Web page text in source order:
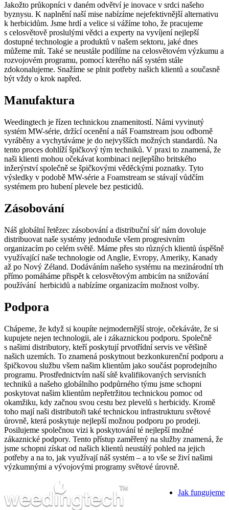
Jakožto průkopníci v daném odvětví je inovace v srdci našeho
byznysu. K naplnění naší mise nabízíme nejefektivnější alternativu
k herbicidům. Jsme hrdí a velice si vážíme toho, že pracujeme
s celosvětově proslulými vědci a experty na vyvíjení nejlepší
dostupné technologie a produktů v našem sektoru, jaké dnes
můžeme mít. Také se neustále podílíme na celosvětovém výzkumu a
rozvojovém programu, pomocí kterého náš systém stále
zdokonalujeme. Snažíme se plnit potřeby našich klientů a současně
být vždy o krok napřed.
Manufaktura
Weedingtech je řízen technickou znamenitostí. Námi vyvinutý
systém MW-série, držící ocenění a náš Foamstream jsou odborně
vyráběny a vychytáváme je do nejvyšších možných standardů. Na
tento proces dohlíží špičkový tým techniků. V praxi to znamená, že
naši klienti mohou očekávat kombinaci nejlepšího britského
inžerýrství společně se špičkovými věděckými poznatky. Tyto
výsledky v podobě MW-série a Foamstream se stávají vůdčím
systémem pro hubení plevele bez pesticidů.
Zásobování
Náš globální řetězec zásobování a distribuční síť nám dovoluje
distribuovat naše systémy jednoduše všem progresivním
organizacím po celém světě. Máme přes sto různých klientů úspěšně
využívající naše technologie od Anglie, Evropy, Ameriky, Kanady
až po Nový Zéland. Dodáváním našeho systému na mezinárodní trh
přímo pomáháme přispět k celosvětovým ambicím na snižování
používání herbicidů a nabízíme organizacím možnost volby.
Podpora
Chápeme, že když si koupíte nejmodernější stroje, očekáváte, že si
kupujete nejen technologii, ale i zákaznickou podporu. Společně
s našimi distributory, kteří poskytují prvotřídní servis ve většině
našich uzemích. To znamená poskytnout bezkonkurenční podporu a
špičkovou službu všem našim klientům jako součást poprodejního
programu. Prostřednictvím naší sítě kvalifikovaných servisních
techniků a našeho globálního podpůrného týmu jsme schopni
poskytovat našim klientům nepřetržitou technickou pomoc od
okamžiku, kdy začnou svou cestu bez plevelů s herbicidy. Kromě
toho mají naši distributoři také technickou infrastrukturu světové
úrovně, která poskytuje nejlepší možnou podporu po prodeji.
Posilujeme společnou vizi k poskytování té nejlepší možné
zákaznické podpory. Tento přístup zaměřený na služby znamená, že
jsme schopni získat od našich klientů neustálý pohled na jejich
potřeby a na to, jak využívají náš systém – a to vše se živí našimi
výzkumnými a vývojovými programy světové úrovně.
Jak fungujeme